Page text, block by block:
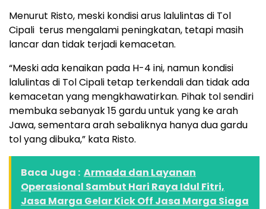
Menurut Risto, meski kondisi arus lalulintas di Tol
Cipali terus mengalami peningkatan, tetapi masih
lancar dan tidak terjadi kemacetan.
“Meski ada kenaikan pada H-4 ini, namun kondisi
lalulintas di Tol Cipali tetap terkendali dan tidak ada
kemacetan yang mengkhawatirkan. Pihak tol sendiri
membuka sebanyak 15 gardu untuk yang ke arah
Jawa, sementara arah sebaliknya hanya dua gardu
tol yang dibuka,” kata Risto.
Baca Juga : Armada dan Layanan
Operasional Sambut Hari Raya Idul Fitri,
Jasa Marga Gelar Kick Off Jasa Marga Siaga